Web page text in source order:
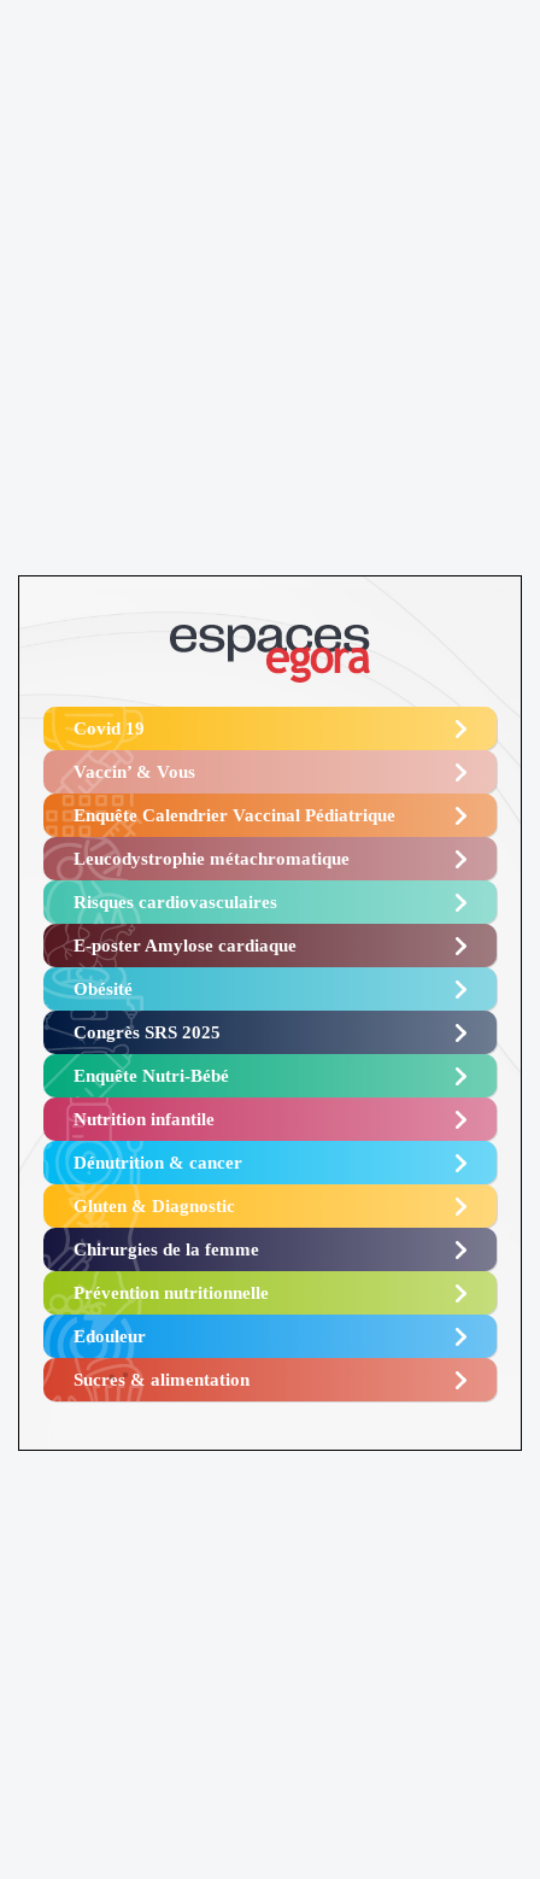
Covid 19
Vaccin’ & Vous
Enquête Calendrier Vaccinal Pédiatrique
Leucodystrophie métachromatique
Risques cardiovasculaires
E-poster Amylose cardiaque ​
Obésité ​
Congrès SRS 2025 ​
Enquête Nutri-Bébé ​
Nutrition infantile
Dénutrition & cancer
Gluten & Diagnostic
Chirurgies de la femme
Prévention nutritionnelle
Edouleur​
Sucres & alimentation​